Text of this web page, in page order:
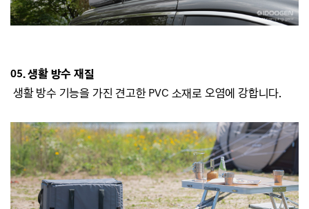
05. 생활 방수 재질
생활 방수 기능을 가진 견고한 PVC 소재로 오염에 강합니다.